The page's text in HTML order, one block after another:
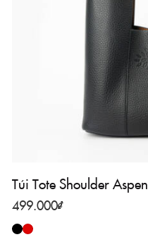
Túi Tote Shoulder Aspen
499.000₫